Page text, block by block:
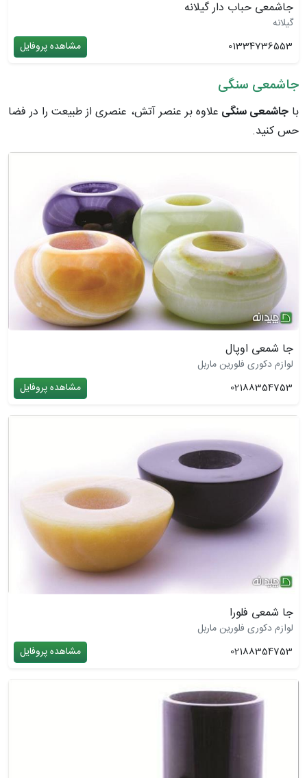
جاشمعی حباب دار گیلانه
گیلانه
01334736553
مشاهده پروفایل
جاشمعی سنگی
باجاشمعی سنگی علاوه بر عنصر آتش، عنصری از طبیعت را در فضا
حس کنید.
جا شمعی اوپال
لوازم دکوری فلورین ماربل
02188354753
مشاهده پروفایل
جا شمعی فلورا
لوازم دکوری فلورین ماربل
02188354753
مشاهده پروفایل